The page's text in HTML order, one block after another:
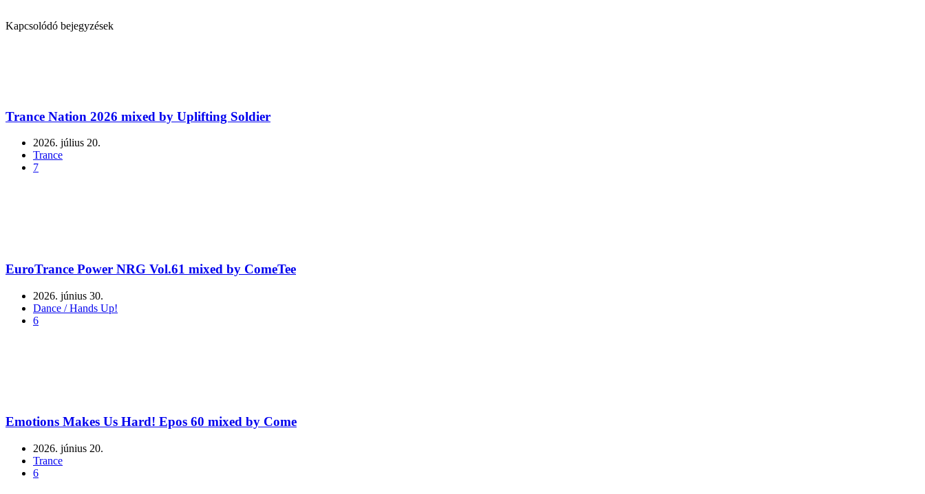
Kapcsolódó bejegyzések
Trance Nation 2026 mixed by Uplifting Soldier
2026. július 20.
Trance
7
EuroTrance Power NRG Vol.61 mixed by ComeTee
2026. június 30.
Dance / Hands Up!
6
Emotions Makes Us Hard! Epos 60 mixed by Come
2026. június 20.
Trance
6